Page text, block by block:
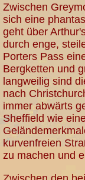
Zwischen
sich eine
geht über
durch enge,
Porters Pass
Bergketten und
langweilig sind
nach
immer abwärts
Sheffield wie
kurvenfreien
zu machen und